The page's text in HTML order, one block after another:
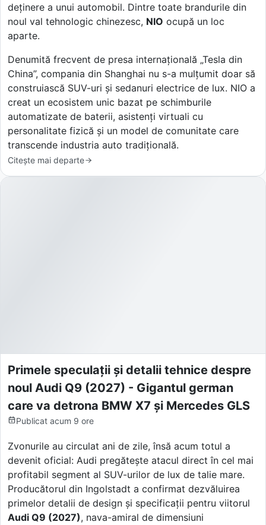
deținere a unui automobil. Dintre toate brandurile din
noul val tehnologic chinezesc, NIO ocupă un loc
aparte.
Denumită frecvent de presa internațională „Tesla din
China”, compania din Shanghai nu s-a mulțumit doar să
construiască SUV-uri și sedanuri electrice de lux. NIO a
creat un ecosistem unic bazat pe schimburile
automatizate de baterii, asistenți virtuali cu
personalitate fizică și un model de comunitate care
transcende industria auto tradițională.
Citește mai departe
Primele speculații și detalii tehnice despre
noul Audi Q9 (2027) - Gigantul german
care va detrona BMW X7 și Mercedes GLS
Publicat acum 9 ore
Zvonurile au circulat ani de zile, însă acum totul a
devenit oficial: Audi pregătește atacul direct în cel mai
profitabil segment al SUV-urilor de lux de talie mare.
Producătorul din Ingolstadt a confirmat dezvăluirea
primelor detalii de design și specificații pentru viitorul
Audi Q9 (2027), nava-amiral de dimensiuni